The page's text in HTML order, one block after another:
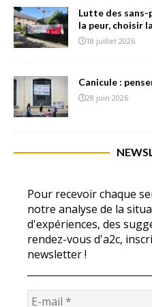
Lutte des sans-
la peur, choisir
18 juillet 2026
Canicule :
28 juin 2026
Pour recevoir chaque
notre analyse de la
d'expériences, des
rendez-vous d'a2c,
newsletter !